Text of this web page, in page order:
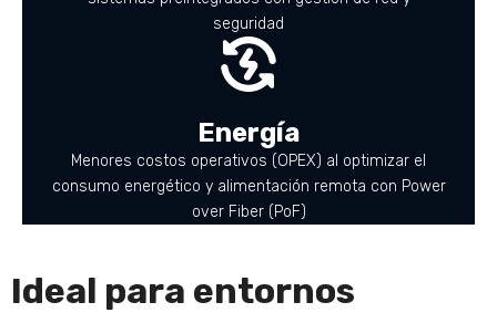
seguridad
Energía
Menores costos operativos (OPEX) al optimizar el
consumo energético y alimentación remota con Power
over Fiber (PoF)
Ideal para entornos